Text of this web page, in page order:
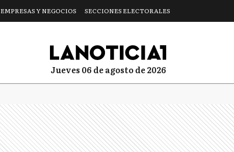
EMPRESAS Y NEGOCIOS SECCIONES ELECTORALES
jueves 06 de agosto de 2026